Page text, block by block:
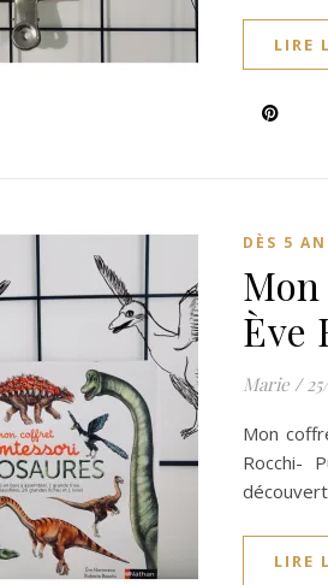
LIRE
DÈS 5
Ève
Marie /
Mon
Rocchi-
LIRE